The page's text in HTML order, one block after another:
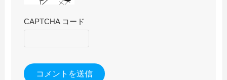
CAPTCHA コード